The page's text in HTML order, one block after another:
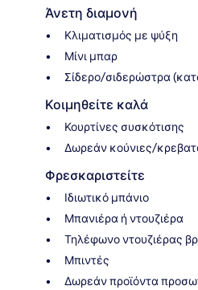
Άνετη διαμονή
Κλιματισμός με ψύξη
Μίνι μπαρ
Σίδερο/σιδερώστρα
Κοιμηθείτε καλά
Κουρτίνες συσκότισης
Δωρεάν κούνιες/
Φρεσκαριστείτε
Ιδιωτικό μπάνιο
Μπανιέρα ή ντουζιέρα
Τηλέφωνο ντουζιέρας
Μπιντές
Δωρεάν προϊόντα